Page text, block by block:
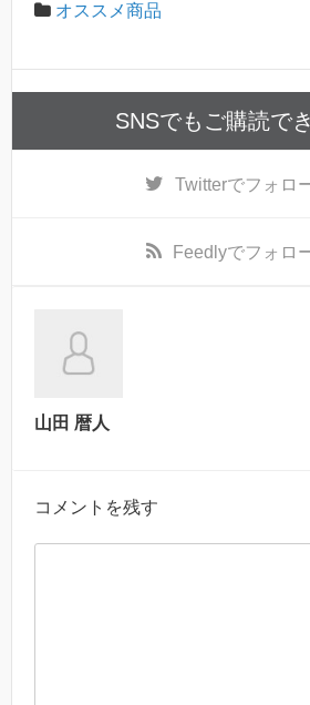
オススメ商品
SNSでもご購読で
Twitterでフォロ
Feedlyでフォロ
山田 暦人
コメントを残す